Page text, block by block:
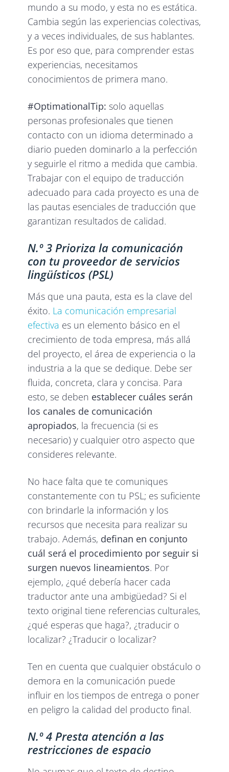
mundo a su modo, y esta no es estática.
Cambia según las experiencias colectivas,
y a veces individuales, de sus hablantes.
Es por eso que, para comprender estas
experiencias, necesitamos
conocimientos de primera mano.
#OptimationalTip: solo aquellas
personas profesionales que tienen
contacto con un idioma determinado a
diario pueden dominarlo a la perfección
y seguirle el ritmo a medida que cambia.
Trabajar con el equipo de traducción
adecuado para cada proyecto es una de
las pautas esenciales de traducción que
garantizan resultados de calidad.
N.º 3 Prioriza la comunicación
con tu proveedor de servicios
lingüísticos (PSL)
Más que una pauta, esta es la clave del
éxito. La comunicación empresarial
efectiva es un elemento básico en el
crecimiento de toda empresa, más allá
del proyecto, el área de experiencia o la
industria a la que se dedique. Debe ser
fluida, concreta, clara y concisa. Para
esto, se deben establecer cuáles serán
los canales de comunicación
apropiados, la frecuencia (si es
necesario) y cualquier otro aspecto que
consideres relevante.
No hace falta que te comuniques
constantemente con tu PSL; es suficiente
con brindarle la información y los
recursos que necesita para realizar su
trabajo. Además, definan en conjunto
cuál será el procedimiento por seguir si
surgen nuevos lineamientos. Por
ejemplo, ¿qué debería hacer cada
traductor ante una ambigüedad? Si el
texto original tiene referencias culturales,
¿qué esperas que haga?, ¿traducir o
localizar? ¿Traducir o localizar?
Ten en cuenta que cualquier obstáculo o
demora en la comunicación puede
influir en los tiempos de entrega o poner
en peligro la calidad del producto final.
N.º 4 Presta atención a las
restricciones de espacio